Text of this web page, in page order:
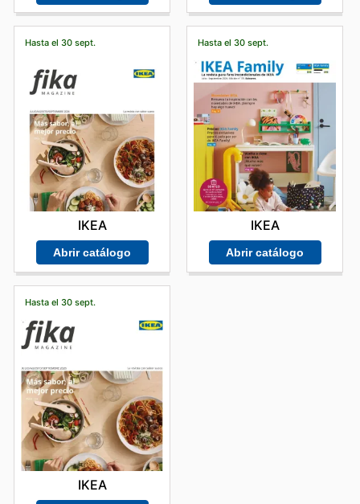
Hasta el 30 sept.
IKEA
Abrir catálogo
Hasta el 30 sept.
IKEA
Abrir catálogo
Hasta el 30 sept.
IKEA